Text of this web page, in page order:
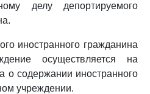
делу депортируемого
иностранного гражданина
осуществляется на
о содержании иностранного
учреждении.